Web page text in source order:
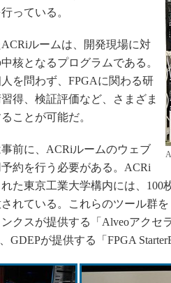
っている。
ルームは、開発現場に対
核となるプログラムである。
を問わず、FPGAに関わる研
得、検証評価など、さまざま
ことが可能だ。
前に、ACRiルームのウェブ
約を行う必要がある。ACRi
た東京工業大学構内には、100
れている。これらのツール群
クスが提供する「Alveoアクセ
GDEPが提供する「FPGA